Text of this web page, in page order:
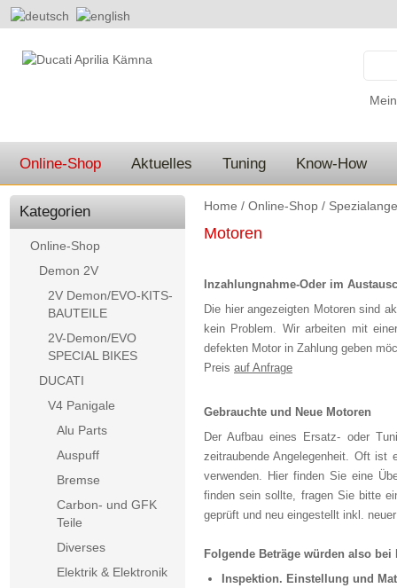
Online-Shop Aktuelles Tuning Know-How
Home / Online-Shop /
Motoren
Inzahlungnahme-Oder im
Die hier angezeigten Motoren sind
kein Problem. Wir arbeiten mit
defekten Motor in Zahlung geben
Preis auf Anfrage
Gebrauchte und Neue Motoren
Der Aufbau eines Ersatz- oder
zeitraubende Angelegenheit. Oft ist
verwenden. Hier finden Sie eine
finden sein sollte, fragen Sie bitte
geprüft und neu eingestellt inkl.
Folgende Beträge würden also
Inspektion. Einstellung und
Kategorien
Online-Shop
Demon 2V
2V Demon/EVO-KITS-
BAUTEILE
2V-Demon/EVO
SPECIAL BIKES
DUCATI
V4 Panigale
Alu Parts
Auspuff
Bremse
Carbon- und GFK
Teile
Diverses
Elektrik & Elektronik